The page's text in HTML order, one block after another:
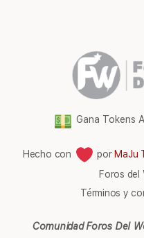
Gana Tokens
Hecho con porMaJu
Foros del
Términos y
Comunidad Foros Del